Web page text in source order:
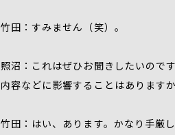
竹田：すみません（笑）。
照沼：これはぜひお聞きしたいので
内容などに影響することはあります
竹田：はい、あります。かなり手厳